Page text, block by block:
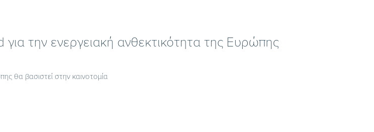
την ενεργειακή ανθεκτικότητα της Ευρώπης
θα βασιστεί στην καινοτομία